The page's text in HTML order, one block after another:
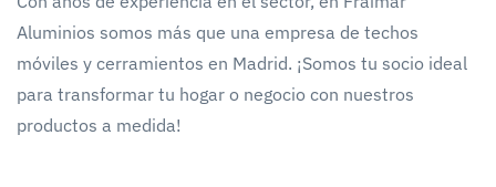
Aluminios somos más que una empresa de techos
móviles y cerramientos en Madrid. ¡Somos tu socio ideal
para transformar tu hogar o negocio con nuestros
productos a medida!